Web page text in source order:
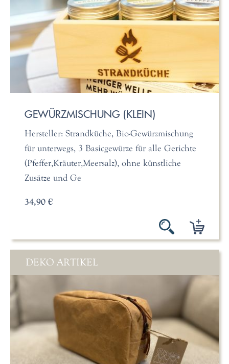
GEWÜRZMISCHUNG (KLEIN)
Hersteller: Strandküche, Bio-Gewürzmischung
für unterwegs, 3 Basicgewürze für alle Gerichte
(Pfeffer,Kräuter,Meersalz), ohne künstliche
Zusätze und Ge
34,90 €
DEKO ARTIKEL